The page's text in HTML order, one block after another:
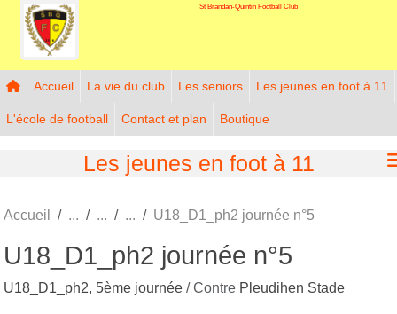
St Brandan-Quintin Football Club
Accueil La vie du club Les seniors Les jeunes en foot à 11
L'école de football Contact et plan Boutique
Les jeunes en foot à 11
Accueil U18_D1_ph2 journée n°5
U18_D1_ph2 journée n°5
U18_D1_ph2, 5ème journée / Contre Pleudihen Stade
Panneau de gestion des cookies